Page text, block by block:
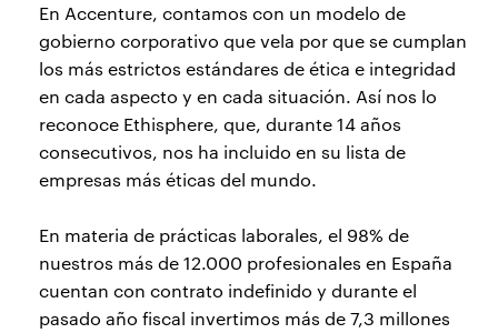
En Accenture, contamos con un modelo de
gobierno corporativo que vela por que se cumplan
los más estrictos estándares de ética e integridad
en cada aspecto y en cada situación. Así nos lo
reconoce Ethisphere, que, durante 14 años
consecutivos, nos ha incluido en su lista de
empresas más éticas del mundo.
En materia de prácticas laborales, el 98% de
nuestros más de 12.000 profesionales en España
cuentan con contrato indefinido y durante el
pasado año fiscal invertimos más de 7,3 millones